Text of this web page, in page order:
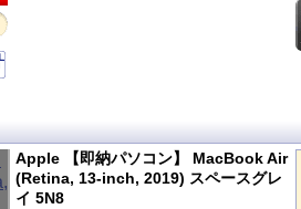
Apple 【即納パソコン】 MacBook Air
(Retina, 13-inch, 2019) スペースグレ
イ 5N8